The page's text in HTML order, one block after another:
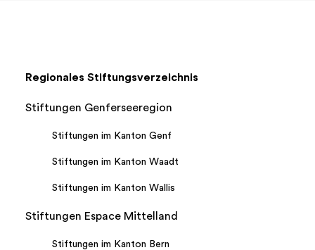
Regionales Stiftungsverzeichnis
Stiftungen Genferseeregion
Stiftungen im Kanton Genf
Stiftungen im Kanton Waadt
Stiftungen im Kanton Wallis
Stiftungen Espace Mittelland
Stiftungen im Kanton Bern